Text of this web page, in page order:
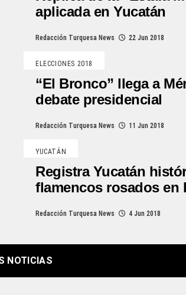
aplicada en Yucatán
Redacción Turquesa News 22 Jun 2018
ELECCIONES 2018
“El Bronco” llega a
debate presidencial
Redacción Turquesa News 11 Jun 2018
YUCATÁN
Registra Yucatán
flamencos rosados en
Redacción Turquesa News 4 Jun 2018
NOTICIAS